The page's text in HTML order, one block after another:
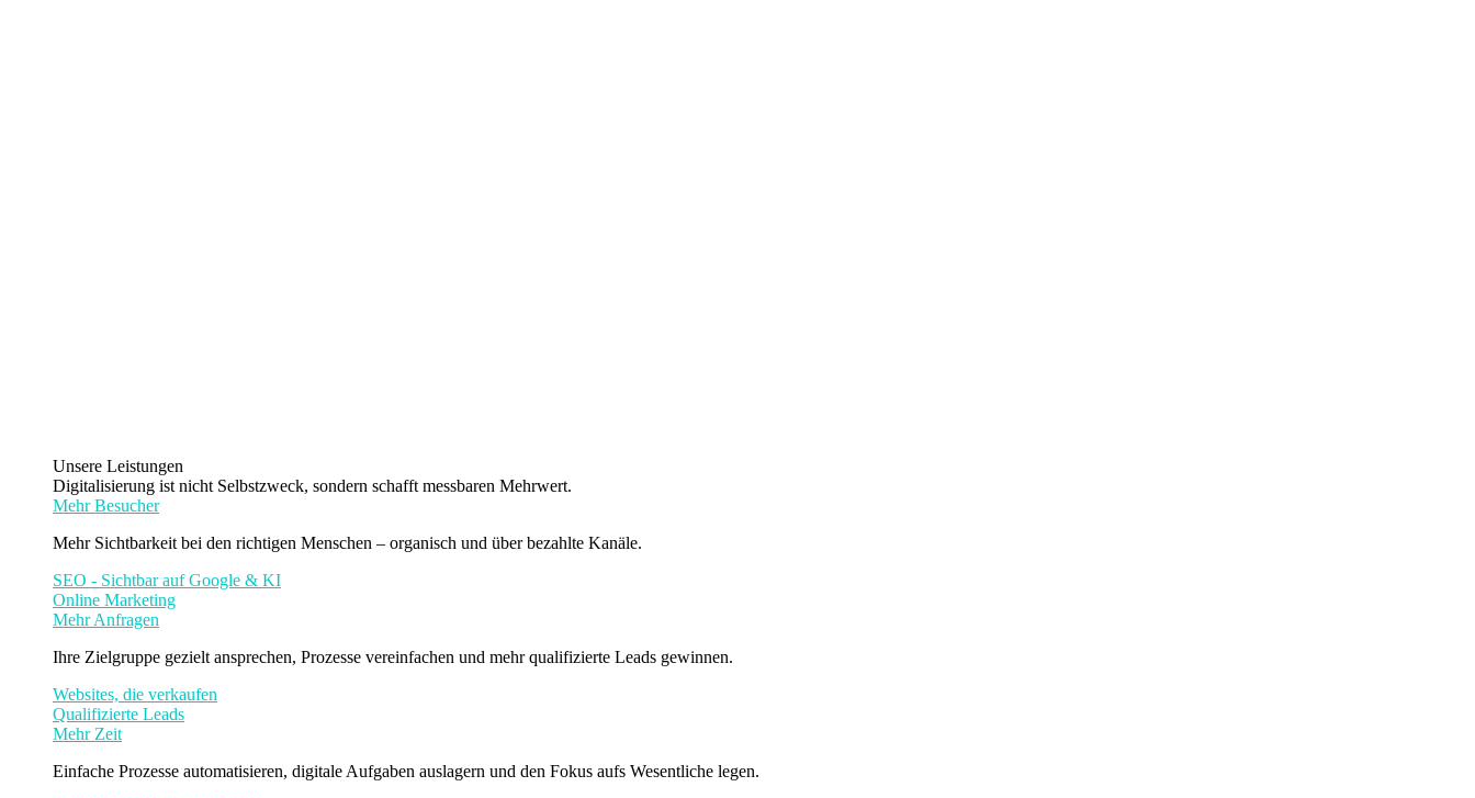
Unsere Leistungen
Digitalisierung ist nicht Selbstzweck, sondern schafft messbaren Mehrwert.
Mehr Besucher
Mehr Sichtbarkeit bei den richtigen Menschen – organisch und über bezahlte Kanäle.
SEO - Sichtbar auf Google & KI
Online Marketing
Mehr Anfragen
Ihre Zielgruppe gezielt ansprechen, Prozesse vereinfachen und mehr qualifizierte Leads gewinnen.
Websites, die verkaufen
Qualifizierte Leads
Mehr Zeit
Einfache Prozesse automatisieren, digitale Aufgaben auslagern und den Fokus aufs Wesentliche legen.